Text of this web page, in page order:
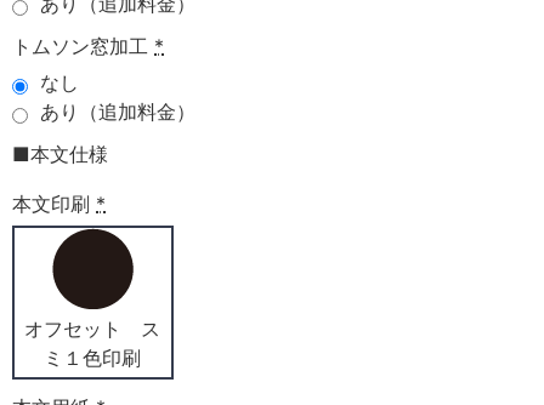
トムソン窓加工 *
なし
あり（追加料金）
■本文仕様
本文印刷 *
オフセット ス
ミ１色印刷